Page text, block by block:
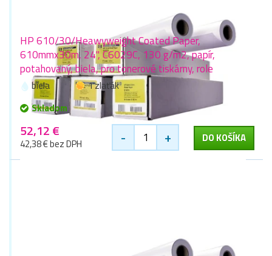
HP 610/30/Heawyweight Coated Paper,
610mmx30m, 24", C6029C, 130 g/m2, papír,
potahovaný, biela, pro tonerové tiskárny, role
biela
1 zlaťák
Skladom
52,12 €
42,38 € bez DPH - + DO KOŠÍKA